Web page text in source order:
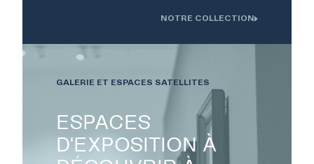
EXPOSITIONS
PUBLICATIONS
Oeuvre installée devant l'Institution interdisciplinaire d'innovation
NOTRE COLLECTION
ESPACES
D'EXPOSITION À
GALERIE ET ESPACES SATELLITES